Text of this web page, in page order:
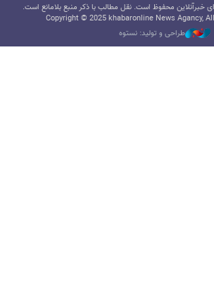
خبرآنلاین محفوظ است. نقل مطالب با ذکر منبع بلامانع است.
Copyright © 2025 khabaronline News Agancy,
طراحی و تولید: نستوه